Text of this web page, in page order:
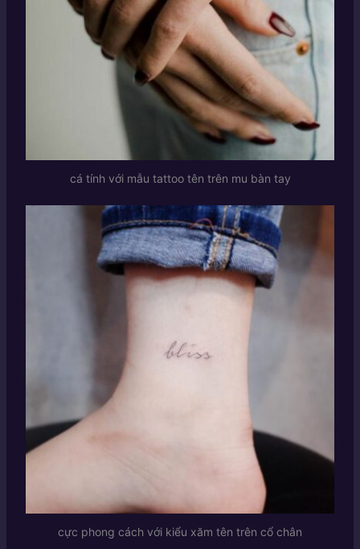
cá tính với mẫu tattoo tên trên mu bàn tay
cực phong cách với kiểu xăm tên trên cổ chân